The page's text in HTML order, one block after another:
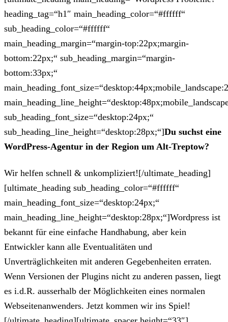
heading_tag=“h1″ main_heading_color=“#ffffff“
sub_heading_color=“#ffffff“
main_heading_margin=“margin-top:22px;margin-
bottom:22px;“ sub_heading_margin=“margin-
bottom:33px;“
sub_heading_font_size=“desktop:24px;“
sub_heading_line_height=“desktop:28px;“]Du suchst eine
WordPress-Agentur in der Region um Alt-Treptow?
Wir helfen schnell & unkompliziert![/ultimate_heading]
[ultimate_heading sub_heading_color=“#ffffff“
main_heading_font_size=“desktop:24px;“
main_heading_line_height=“desktop:28px;“]Wordpress ist
bekannt für eine einfache Handhabung, aber kein
Entwickler kann alle Eventualitäten und
Unverträglichkeiten mit anderen Gegebenheiten erraten.
Wenn Versionen der Plugins nicht zu anderen passen, liegt
es i.d.R. ausserhalb der Möglichkeiten eines normalen
Webseitenanwenders. Jetzt kommen wir ins Spiel!